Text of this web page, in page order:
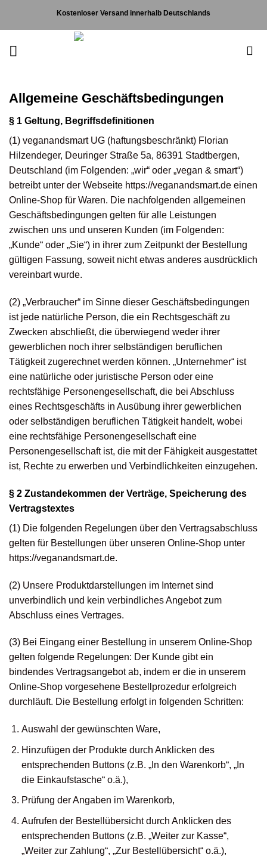
Kostenloser Versand innerhalb Deutschlands
Allgemeine Geschäftsbedingungen
§ 1 Geltung, Begriffsdefinitionen
(1) veganandsmart UG (haftungsbeschränkt) Florian
Hilzendeger, Deuringer Straße 5a, 86391 Stadtbergen,
Deutschland (im Folgenden: „wir“ oder „vegan & smart“)
betreibt unter der Webseite https://veganandsmart.de einen
Online-Shop für Waren. Die nachfolgenden allgemeinen
Geschäftsbedingungen gelten für alle Leistungen
zwischen uns und unseren Kunden (im Folgenden:
„Kunde“ oder „Sie“) in ihrer zum Zeitpunkt der Bestellung
gültigen Fassung, soweit nicht etwas anderes ausdrücklich
vereinbart wurde.
(2) „Verbraucher“ im Sinne dieser Geschäftsbedingungen
ist jede natürliche Person, die ein Rechtsgeschäft zu
Zwecken abschließt, die überwiegend weder ihrer
gewerblichen noch ihrer selbständigen beruflichen
Tätigkeit zugerechnet werden können. „Unternehmer“ ist
eine natürliche oder juristische Person oder eine
rechtsfähige Personengesellschaft, die bei Abschluss
eines Rechtsgeschäfts in Ausübung ihrer gewerblichen
oder selbständigen beruflichen Tätigkeit handelt, wobei
eine rechtsfähige Personengesellschaft eine
Personengesellschaft ist, die mit der Fähigkeit ausgestattet
ist, Rechte zu erwerben und Verbindlichkeiten einzugehen.
§ 2 Zustandekommen der Verträge, Speicherung des
Vertragstextes
(1) Die folgenden Regelungen über den Vertragsabschluss
gelten für Bestellungen über unseren Online-Shop unter
https://veganandsmart.de.
(2) Unsere Produktdarstellungen im Internet sind
unverbindlich und kein verbindliches Angebot zum
Abschluss eines Vertrages.
(3) Bei Eingang einer Bestellung in unserem Online-Shop
gelten folgende Regelungen: Der Kunde gibt ein
bindendes Vertragsangebot ab, indem er die in unserem
Online-Shop vorgesehene Bestellprozedur erfolgreich
durchläuft. Die Bestellung erfolgt in folgenden Schritten:
Auswahl der gewünschten Ware,
Hinzufügen der Produkte durch Anklicken des
entsprechenden Buttons (z.B. „In den Warenkorb“, „In
die Einkaufstasche“ o.ä.),
Prüfung der Angaben im Warenkorb,
Aufrufen der Bestellübersicht durch Anklicken des
entsprechenden Buttons (z.B. „Weiter zur Kasse“,
„Weiter zur Zahlung“, „Zur Bestellübersicht“ o.ä.),